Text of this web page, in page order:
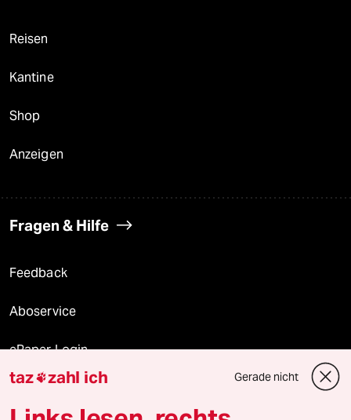
Reisen
Kantine
Shop
Anzeigen
Fragen & Hilfe
Feedback
Aboservice
ePaper Login
Downloads für Abonnierende
taz zahl ich Gerade nicht